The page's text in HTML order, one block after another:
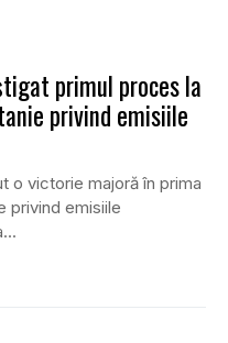
primul proces la
privind emisiile
o victorie majoră în prima
privind emisiile